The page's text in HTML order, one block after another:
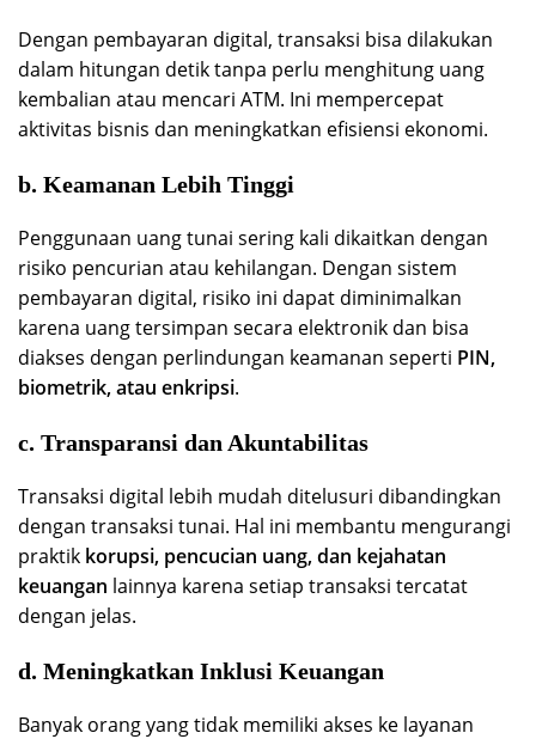
Dengan pembayaran digital, transaksi bisa dilakukan
dalam hitungan detik tanpa perlu menghitung uang
kembalian atau mencari ATM. Ini mempercepat
aktivitas bisnis dan meningkatkan efisiensi ekonomi.
b. Keamanan Lebih Tinggi
Penggunaan uang tunai sering kali dikaitkan dengan
risiko pencurian atau kehilangan. Dengan sistem
pembayaran digital, risiko ini dapat diminimalkan
karena uang tersimpan secara elektronik dan bisa
diakses dengan perlindungan keamanan seperti PIN,
biometrik, atau enkripsi.
c. Transparansi dan Akuntabilitas
Transaksi digital lebih mudah ditelusuri dibandingkan
dengan transaksi tunai. Hal ini membantu mengurangi
praktik korupsi, pencucian uang, dan kejahatan
keuangan lainnya karena setiap transaksi tercatat
dengan jelas.
d. Meningkatkan Inklusi Keuangan
Banyak orang yang tidak memiliki akses ke layanan